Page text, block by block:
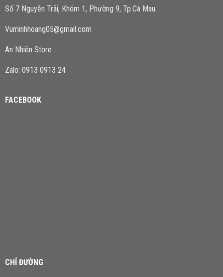
Số 7 Nguyễn Trãi, Khóm 1, Phường 9, Tp.Cà Mau
Vuminhhoang05@gmail.com
An Nhiên Store
Zalo: 0913 0913 24
FACEBOOK
CHỈ ĐƯỜNG